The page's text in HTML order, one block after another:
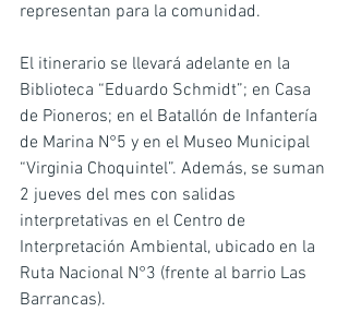
representan para la comunidad.
El itinerario se llevará adelante en la
Biblioteca “Eduardo Schmidt”; en Casa
de Pioneros; en el Batallón de Infantería
de Marina N°5 y en el Museo Municipal
“Virginia Choquintel”. Además, se suman
2 jueves del mes con salidas
interpretativas en el Centro de
Interpretación Ambiental, ubicado en la
Ruta Nacional N°3 (frente al barrio Las
Barrancas).